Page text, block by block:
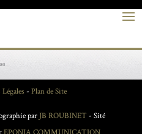
- Plan de Site
par JB ROUBINET - Sité